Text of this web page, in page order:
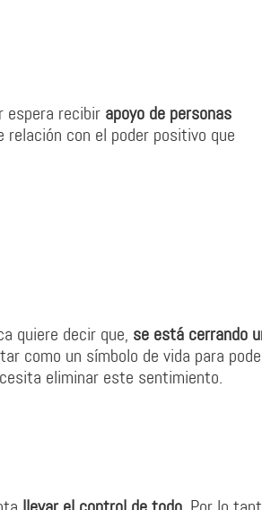
espera recibir apoyo de personas
con ​​el poder positivo que
quiere decir que, se está cerrando
como un símbolo de vida para
eliminar este sentimiento.